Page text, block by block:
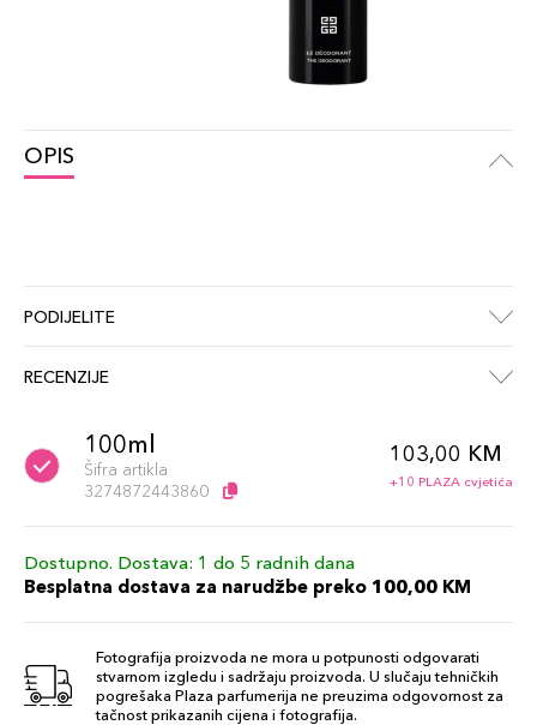
OPIS
PODIJELITE
RECENZIJE
100ml
Šifra artikla
3274872443860
103,00 KM
+10 PLAZA cvjetića
Dostupno. Dostava: 1 do 5 radnih dana
Besplatna dostava za narudžbe preko 100,00 KM
Fotografija proizvoda ne mora u potpunosti odgovarati
stvarnom izgledu i sadržaju proizvoda. U slučaju tehničkih
pogrešaka Plaza parfumerija ne preuzima odgovornost za
tačnost prikazanih cijena i fotografija.